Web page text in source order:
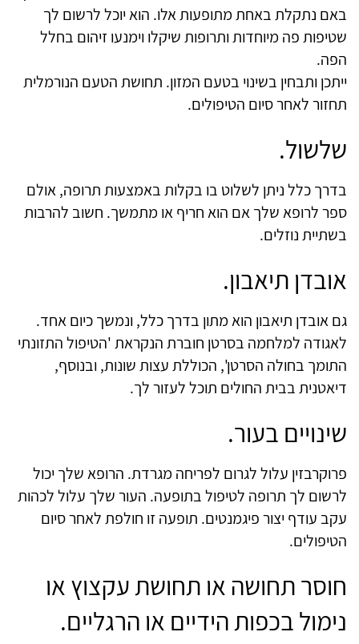
באם נתקלת באחת מתופעות אלו. הוא יוכל לרשום לך
שטיפות פה מיוחדות ותרופות שיקלו וימנעו זיהום בחלל
הפה.
ייתכן ותבחין בשינוי בטעם המזון. תחושת הטעם הנורמלית
תחזור לאחר סיום הטיפולים.
שלשול.
בדרך כלל ניתן לשלוט בו בקלות באמצעות תרופה, אולם
ספר לרופא שלך אם הוא חריף או מתמשך. חשוב להרבות
בשתיית נוזלים.
אובדן תיאבון.
גם אובדן תיאבון הוא מתון בדרך כלל, ונמשך כיום אחד.
לאגודה למלחמה בסרטן חוברת הנקראת 'הטיפול התזונתי
התומך בחולה הסרטן', הכוללת עצות שונות, ובנוסף,
דיאטנית בבית החולים תוכל לעזור לך.
שינויים בעור.
פרוקרבזין עלול לגרום לפריחה מגרדת. הרופא שלך יכול
לרשום לך תרופה לטיפול בתופעה. העור שלך עלול לכהות
עקב עודף יצור פיגמנטים. תופעה זו חולפת לאחר סיום
הטיפולים.
חוסר תחושה או תחושת עקצוץ או
נימול בכפות הידיים או הרגליים.